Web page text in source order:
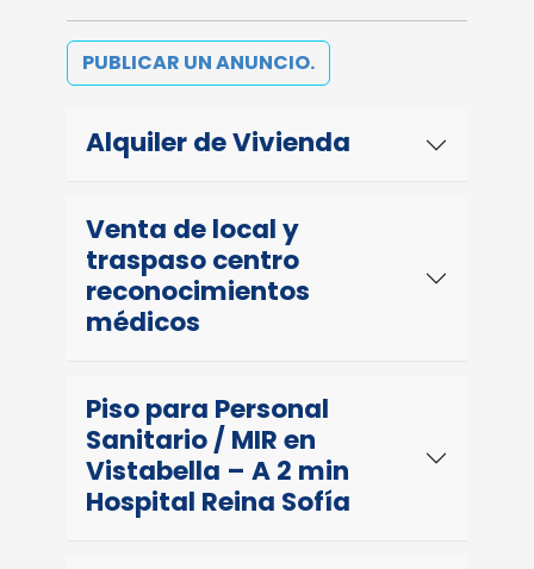
PUBLICAR UN ANUNCIO.
Alquiler de Vivienda
Venta de local y
traspaso centro
reconocimientos
médicos
Piso para Personal
Sanitario / MIR en
Vistabella – A 2 min
Hospital Reina Sofía